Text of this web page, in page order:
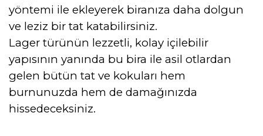
yöntemi ile ekleyerek biranıza daha dolgun
ve leziz bir tat katabilirsiniz.
Lager türünün lezzetli, kolay içilebilir
yapısının yanında bu bira ile asil otlardan
gelen bütün tat ve kokuları hem
burnunuzda hem de damağınızda
hissedeceksiniz.